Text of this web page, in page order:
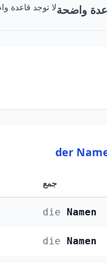
واضحةلا توجد
der
جمع
die Namen
die Namen